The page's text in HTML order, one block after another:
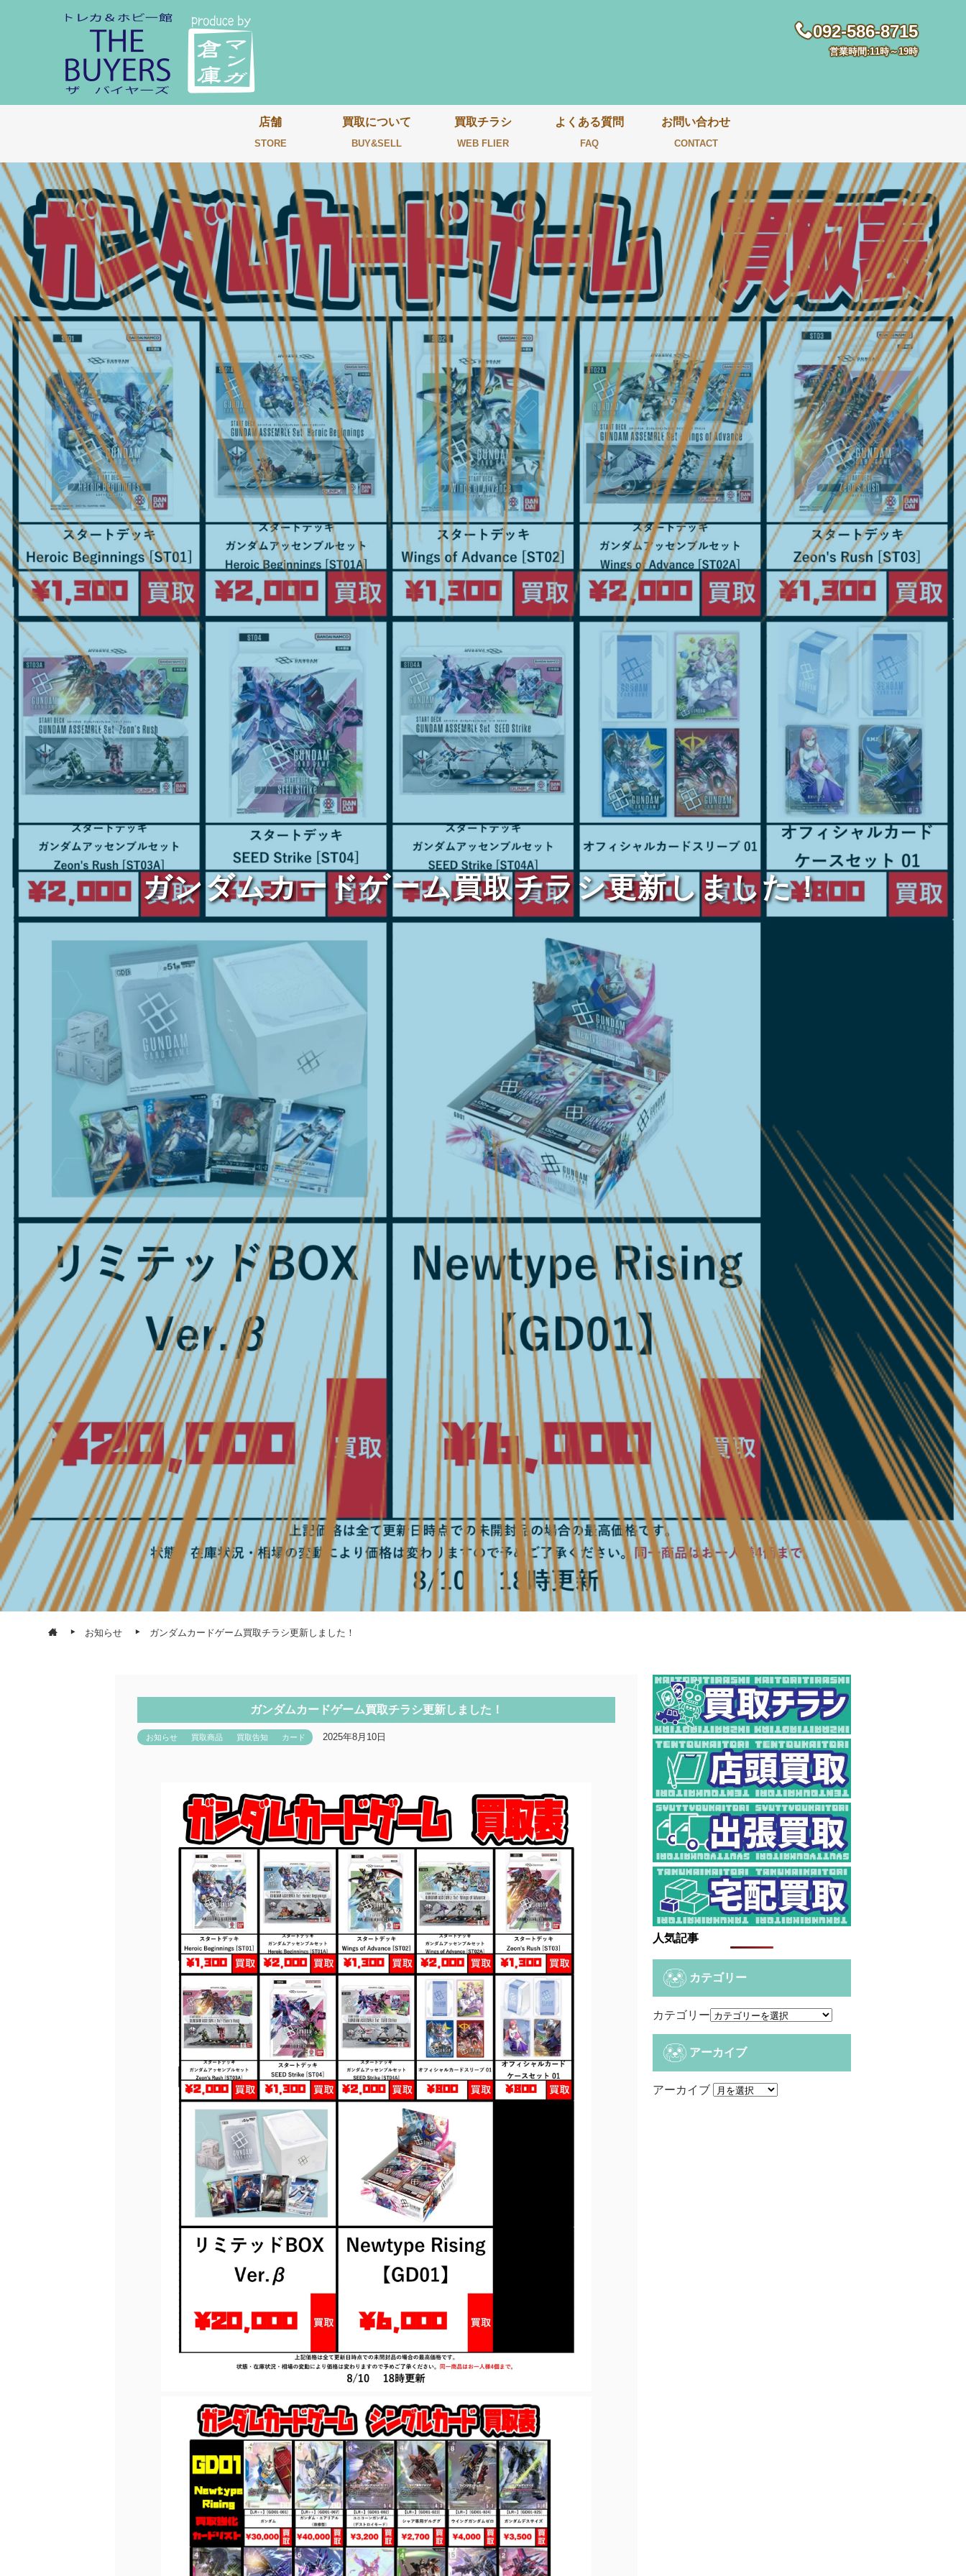
092-586-8715
営業時間:11時～19時
店舗
STORE
買取について
BUY&SELL
買取チラシ
WEB FLIER
よくある質問
FAQ
お問い合わせ
CONTACT
ガンダムカードゲーム買取チラシ更新しました！
お知らせ ガンダムカードゲーム買取チラシ更新しました！
ガンダムカードゲーム買取チラシ更新しました！
お知らせ 買取商品 買取告知 カード 2025年8月10日
人気記事
カテゴリー
カテゴリー
アーカイブ
アーカイブ